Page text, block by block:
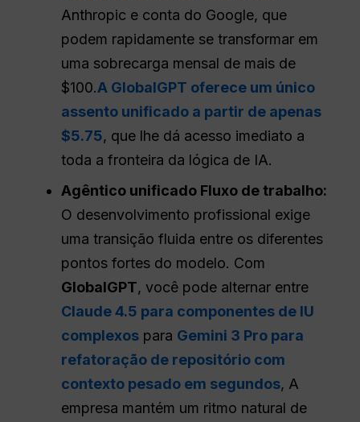
Anthropic e conta do Google, que
podem rapidamente se transformar em
uma sobrecarga mensal de mais de
$100.A GlobalGPT oferece um único
assento unificado a partir de apenas
$5.75, que lhe dá acesso imediato a
toda a fronteira da lógica de IA.
Agêntico unificado Fluxo de trabalho:
O desenvolvimento profissional exige
uma transição fluida entre os diferentes
pontos fortes do modelo. Com
GlobalGPT, você pode alternar entre
Claude 4.5 para componentes de IU
complexos para Gemini 3 Pro para
refatoração de repositório com
contexto pesado em segundos, A
empresa mantém um ritmo natural de